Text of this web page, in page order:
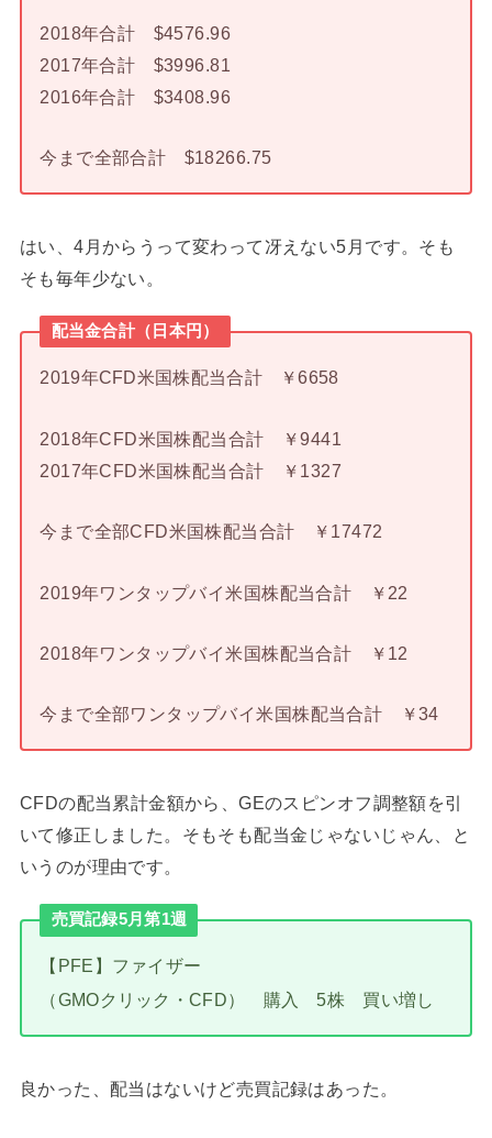
2018年合計 $4576.96
2017年合計 $3996.81
2016年合計 $3408.96
今まで全部合計 $18266.75
はい、4月からうって変わって冴えない5月です。そも
そも毎年少ない。
配当金合計（日本円）
2019年CFD米国株配当合計 ￥6658
2018年CFD米国株配当合計 ￥9441
2017年CFD米国株配当合計 ￥1327
今まで全部CFD米国株配当合計 ￥17472
2019年ワンタップバイ米国株配当合計 ￥22
2018年ワンタップバイ米国株配当合計 ￥12
今まで全部ワンタップバイ米国株配当合計 ￥34
CFDの配当累計金額から、GEのスピンオフ調整額を引
いて修正しました。そもそも配当金じゃないじゃん、と
いうのが理由です。
売買記録5月第1週
【PFE】ファイザー
（GMOクリック・CFD） 購入 5株 買い増し
良かった、配当はないけど売買記録はあった。